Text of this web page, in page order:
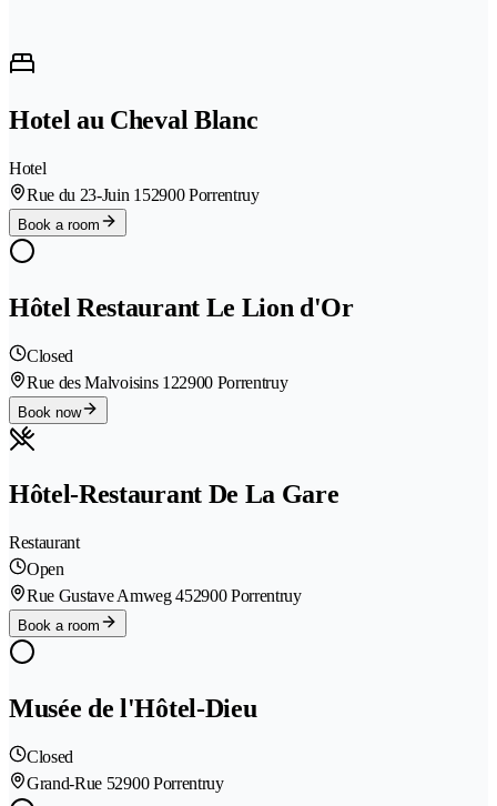
Hotel au Cheval Blanc
Hotel
Rue du 23-Juin 152900 Porrentruy
Book a room
Hôtel Restaurant Le Lion d'Or
Closed
Rue des Malvoisins 122900 Porrentruy
Book now
Hôtel-Restaurant De La Gare
Restaurant
Open
Rue Gustave Amweg 452900 Porrentruy
Book a room
Musée de l'Hôtel-Dieu
Closed
Grand-Rue 52900 Porrentruy